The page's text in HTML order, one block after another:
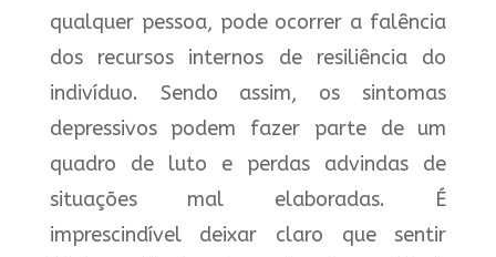
qualquer pessoa, pode ocorrer a falência
dos recursos internos de resiliência do
indivíduo. Sendo assim, os sintomas
depressivos podem fazer parte de um
quadro de luto e perdas advindas de
situações mal elaboradas. É
imprescindível deixar claro que sentir